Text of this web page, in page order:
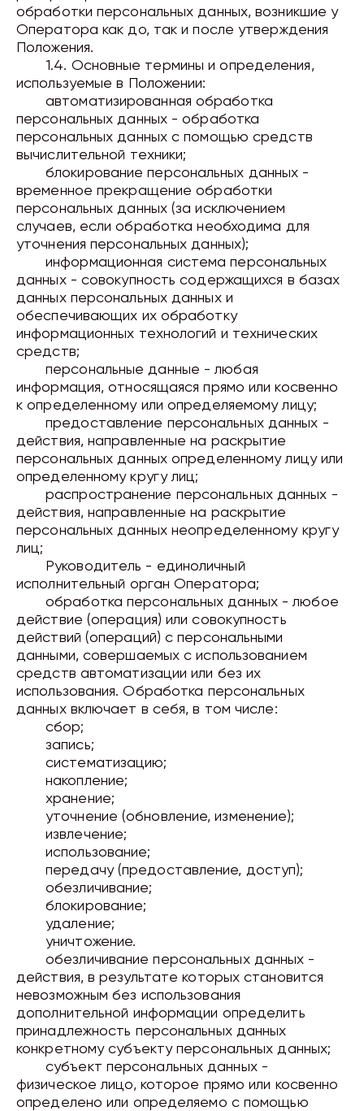
обработки персональных данных, возникшие у
Оператора как до, так и после утверждения
Положения.
1.4. Основные термины и определения,
используемые в Положении:
автоматизированная обработка
персональных данных - обработка
персональных данных с помощью средств
вычислительной техники;
блокирование персональных данных -
временное прекращение обработки
персональных данных (за исключением
случаев, если обработка необходима для
уточнения персональных данных);
информационная система персональных
данных - совокупность содержащихся в базах
данных персональных данных и
обеспечивающих их обработку
информационных технологий и технических
средств;
персональные данные - любая
информация, относящаяся прямо или косвенно
к определенному или определяемому лицу;
предоставление персональных данных -
действия, направленные на раскрытие
персональных данных определенному лицу или
определенному кругу лиц;
распространение персональных данных -
действия, направленные на раскрытие
персональных данных неопределенному кругу
лиц;
Руководитель - единоличный
исполнительный орган Оператора;
обработка персональных данных - любое
действие (операция) или совокупность
действий (операций) с персональными
данными, совершаемых с использованием
средств автоматизации или без их
использования. Обработка персональных
данных включает в себя, в том числе:
сбор;
запись;
систематизацию;
накопление;
хранение;
уточнение (обновление, изменение);
извлечение;
использование;
передачу (предоставление, доступ);
обезличивание;
блокирование;
удаление;
уничтожение.
обезличивание персональных данных -
действия, в результате которых становится
невозможным без использования
дополнительной информации определить
принадлежность персональных данных
конкретному субъекту персональных данных;
субъект персональных данных -
физическое лицо, которое прямо или косвенно
определено или определяемо с помощью